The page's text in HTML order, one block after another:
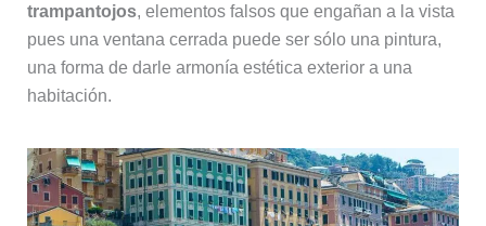
trampantojos, elementos falsos que engañan a la vista
pues una ventana cerrada puede ser sólo una pintura,
una forma de darle armonía estética exterior a una
habitación.